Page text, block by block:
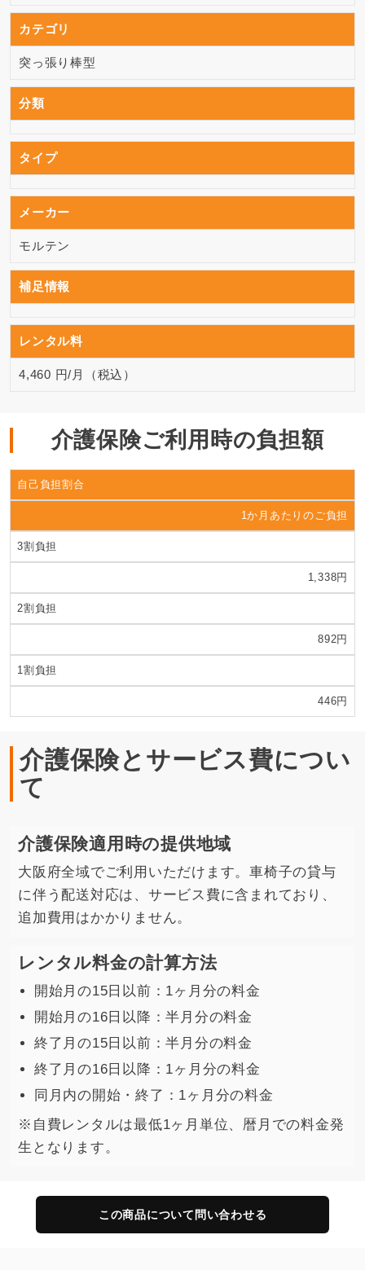
カテゴリ
突っ張り棒型
分類
タイプ
メーカー
モルテン
補足情報
レンタル料
4,460 円/月（税込）
介護保険ご利用時の負担額
自己負担割合
1か月あたりのご負担
3割負担
1,338円
2割負担
892円
1割負担
446円
介護保険とサービス費につい
て
介護保険適用時の提供地域
大阪府全域でご利用いただけます。車椅子の貸与
に伴う配送対応は、サービス費に含まれており、
追加費用はかかりません。
レンタル料金の計算方法
開始月の15日以前：1ヶ月分の料金
開始月の16日以降：半月分の料金
終了月の15日以前：半月分の料金
終了月の16日以降：1ヶ月分の料金
同月内の開始・終了：1ヶ月分の料金
※自費レンタルは最低1ヶ月単位、暦月での料金発
生となります。
この商品について問い合わせる